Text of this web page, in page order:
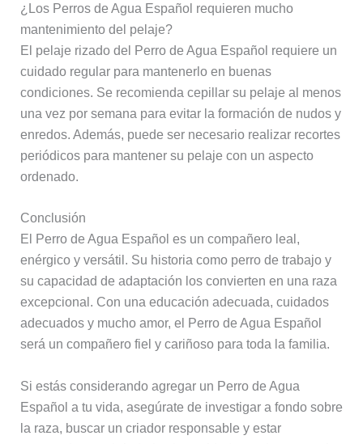
¿Los Perros de Agua Español requieren mucho
mantenimiento del pelaje?
El pelaje rizado del Perro de Agua Español requiere un
cuidado regular para mantenerlo en buenas
condiciones. Se recomienda cepillar su pelaje al menos
una vez por semana para evitar la formación de nudos y
enredos. Además, puede ser necesario realizar recortes
periódicos para mantener su pelaje con un aspecto
ordenado.
Conclusión
El Perro de Agua Español es un compañero leal,
enérgico y versátil. Su historia como perro de trabajo y
su capacidad de adaptación los convierten en una raza
excepcional. Con una educación adecuada, cuidados
adecuados y mucho amor, el Perro de Agua Español
será un compañero fiel y cariñoso para toda la familia.
Si estás considerando agregar un Perro de Agua
Español a tu vida, asegúrate de investigar a fondo sobre
la raza, buscar un criador responsable y estar